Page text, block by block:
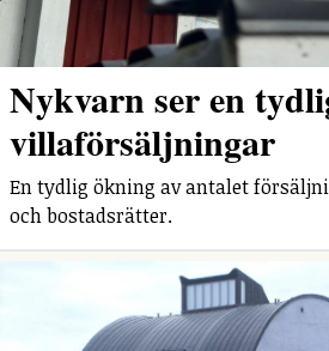
Nykvarn ser en
villaförsäljningar
En tydlig ökning av antalet
och bostadsrätter.